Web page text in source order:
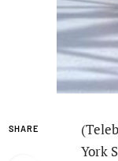
SHARE
York